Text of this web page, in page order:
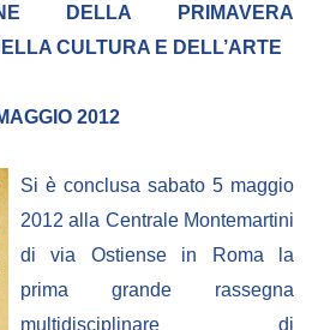
economico
DELLA PRIMAVERA
CULTURA E DELL’ARTE
2012
Si è conclusa sabato 5 maggio
2012 alla Centrale Montemartini
di via Ostiense in Roma la
prima grande rassegna
multidisciplinare di